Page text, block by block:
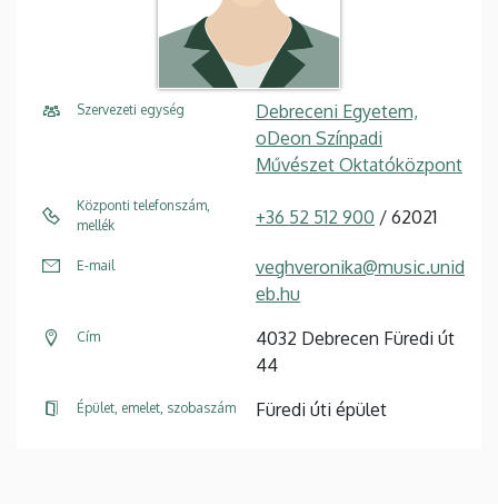
Szervezeti egység
Debreceni Egyetem,
oDeon Színpadi
Művészet Oktatóközpont
Központi telefonszám,
mellék
+36 52 512 900 / 62021
E-mail
veghveronika@music.unid
eb.hu
Cím
4032 Debrecen Füredi út
44
Épület, emelet, szobaszám Füredi úti épület